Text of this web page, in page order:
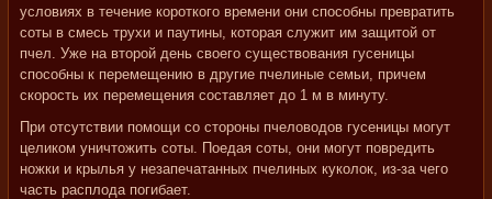
условиях в течение короткого времени они способны превратить
соты в смесь трухи и паутины, которая служит им защитой от
пчел. Уже на второй день своего существования гусеницы
способны к перемещению в другие пчелиные семьи, причем
скорость их перемещения составляет до 1 м в минуту.
При отсутствии помощи со стороны пчеловодов гусеницы могут
целиком уничтожить соты. Поедая соты, они могут повредить
ножки и крылья у незапечатанных пчелиных куколок, из-за чего
часть расплода погибает.